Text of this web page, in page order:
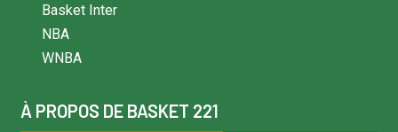
Basket Inter
NBA
WNBA
À PROPOS DE BASKET 221